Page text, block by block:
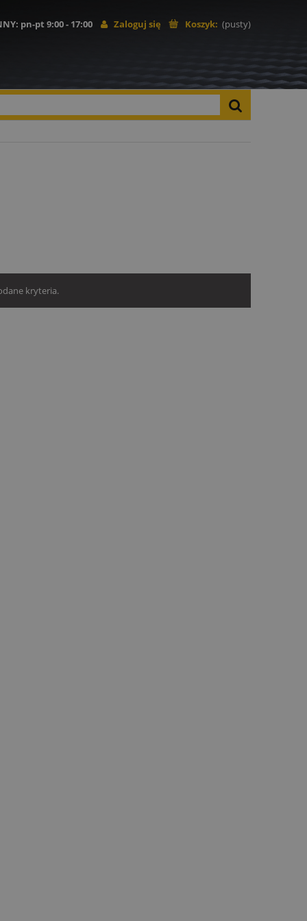
Koszyk: (pusty)
Zaloguj się
: pn-pt 9:00 - 17:00
kryteria.